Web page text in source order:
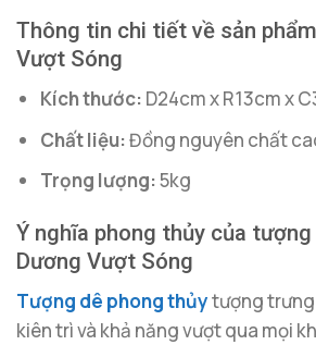
Thông tin chi tiết về sản
Vượt Sóng
Kích thước: D24cm x R13cm x
Chất liệu:Đồng nguyên chất
Trọng lượng:5kg
Ý nghĩa phong thủy của
Dương Vượt Sóng
Tượng dê phong thủytượng
kiên trì và khả năng vượt qua mọi